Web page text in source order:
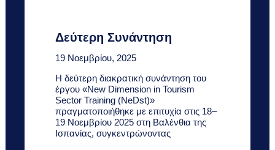
Δεύτερη Συνάντηση
19 Νοεμβρίου, 2025
Η δεύτερη διακρατική συνάντηση του
έργου «New Dimension in Tourism
Sector Training (NeDst)»
πραγματοποιήθηκε με επιτυχία στις 18–
19 Νοεμβρίου 2025 στη Βαλένθια της
Ισπανίας, συγκεντρώνοντας